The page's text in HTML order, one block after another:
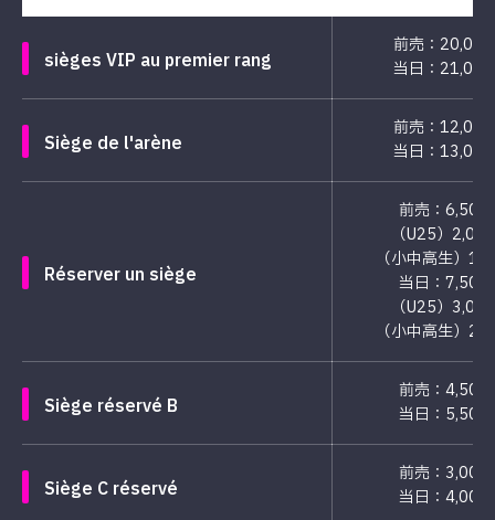
sièges VIP au premier rang
前売：
当日：
Siège de l'arène
前売：
当日：
Réserver un siège
前売：6,500
（U25）
（小中高生）
当日：7,500
（U25）
（小中高生）
Siège réservé B
前売：4,500
当日：5,500
Siège C réservé
前売：3,000
当日：4,000